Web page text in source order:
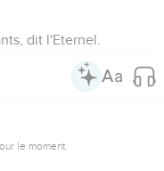
dit l'Eternel.
le moment.